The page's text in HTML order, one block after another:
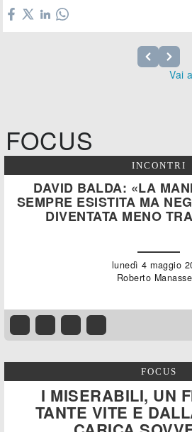
Vai
FOCUS
INCONTRI
DAVID BALDA: «LA
SEMPRE ESISTITA MA
DIVENTATA MENO
lunedì 4 maggio
Roberto
FOCUS
I MISERABILI, UN
TANTE VITE E